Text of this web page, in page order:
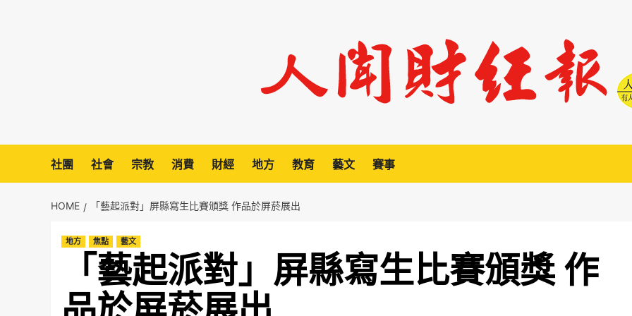
社團 社會 宗教 消費 財經 地方 教育 藝文 賽事
HOME 「藝起派對」屏縣寫生比賽頒獎 作品於屏菸展出
地方 焦點 藝文
「藝起派對」屏縣寫生比賽頒獎 作